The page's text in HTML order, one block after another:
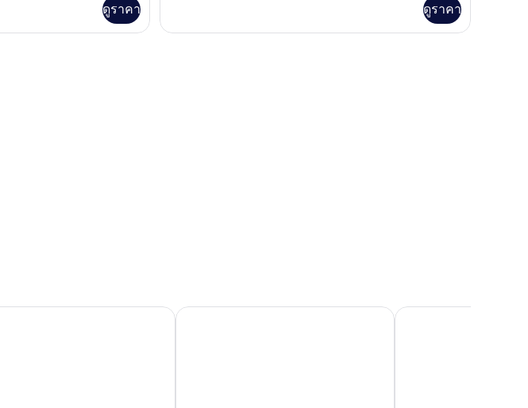
ดูราคา
กับ
ห้อง
ดูราคา
ห้องพัก
มโนโปล โรงแรมฮัมบัวร์เกอร์ โฮฟ โมเทล วัน แฟรงก์เฟิร์ต